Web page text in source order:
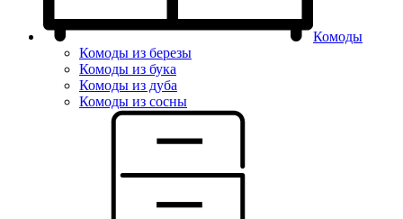
Комоды
Комоды из березы
Комоды из бука
Комоды из дуба
Комоды из сосны